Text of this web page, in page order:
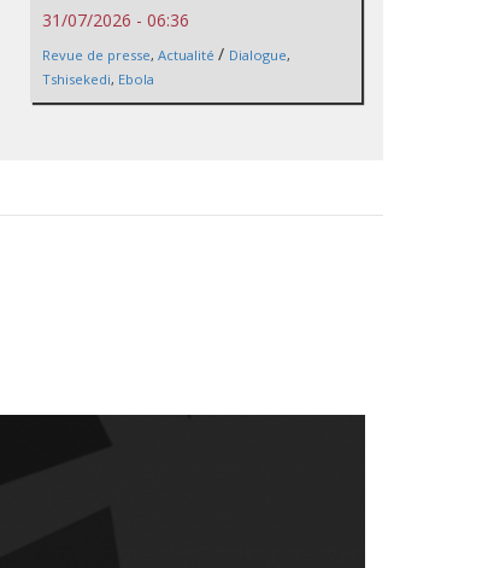
31/07/2026 - 06:36
Revue de presse, Actualité / Dialogue,
Tshisekedi, Ebola